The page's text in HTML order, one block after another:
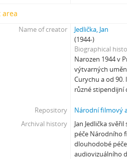
[Subseries] Erosynta I
[Subseries] Monoskop no. 3 –
[Subseries] Pohádka pro šílence
[Subseries] Chewing Gum
[Subseries] Tihle – Sociální situace: pět
[Subseries] Viděno vzduchem
[Subseries] 6 snů z hrnečku
[Subseries] Pohybovadlo
[Subseries] Náš očistec
[Subseries] Burger und Ther
area
Name of creator
Jedlička, Jan
(1944-)
Biographical
Narozen 1944 v
výtvarných
Curychu a od
různé stipendijní
Repository
Národní filmový
Archival history
Jan Jedlička
péče Národního
dlouhodobé
audiovizuálního